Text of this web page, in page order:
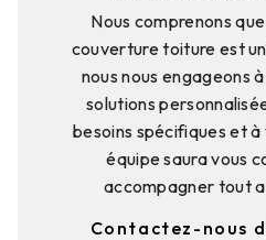
Nous comprenons
couverture toiture est
nous nous engageons
solutions
besoins spécifiques et
équipe saura vous
accompagner tout
Contactez-nous